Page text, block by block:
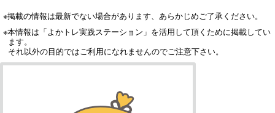
※掲載の情報は最新でない場合があります、あらかじめご了承ください。
※本情報は「よかトレ実践ステーション」を活用して頂くために掲載してい
ます。
それ以外の目的ではご利用になれませんのでご注意下さい。